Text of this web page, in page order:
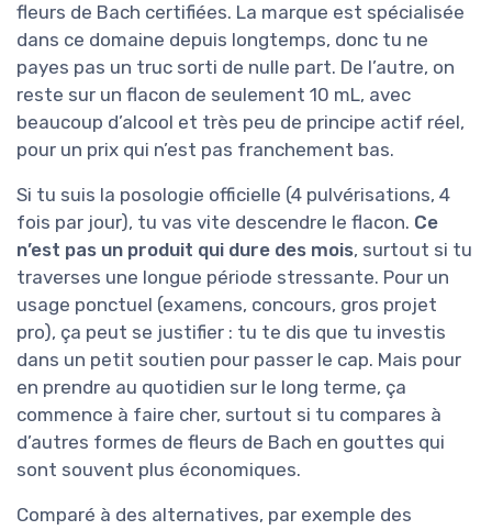
fleurs de Bach certifiées. La marque est spécialisée
dans ce domaine depuis longtemps, donc tu ne
payes pas un truc sorti de nulle part. De l’autre, on
reste sur un flacon de seulement 10 mL, avec
beaucoup d’alcool et très peu de principe actif réel,
pour un prix qui n’est pas franchement bas.
Si tu suis la posologie officielle (4 pulvérisations, 4
fois par jour), tu vas vite descendre le flacon. Ce
n’est pas un produit qui dure des mois, surtout si tu
traverses une longue période stressante. Pour un
usage ponctuel (examens, concours, gros projet
pro), ça peut se justifier : tu te dis que tu investis
dans un petit soutien pour passer le cap. Mais pour
en prendre au quotidien sur le long terme, ça
commence à faire cher, surtout si tu compares à
d’autres formes de fleurs de Bach en gouttes qui
sont souvent plus économiques.
Comparé à des alternatives, par exemple des